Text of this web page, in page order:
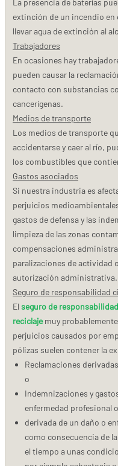
extinción de un incendio en
llevar agua de extinción al
Trabajadores
En ocasiones hay
pueden causar la
contacto con substancias
cancerígenas.
Medios de transporte
Los medios de transporte
accidentarse y caer al río,
los combustibles que
Gastos asociados
Si nuestra industria es
perjuicios
gastos de defensa y las
limpieza de las zonas
compensaciones
paralizaciones de actividad
autorización administrativa.
Seguro de responsabilidad
El seguro de
reciclajemuy
perjuicios causados por
pólizas suelen contener la
Reclamaciones
o
Indemnizaciones y
enfermedad profesional o
derivada de un daño o
como consecuencia de
el tiempo a unas